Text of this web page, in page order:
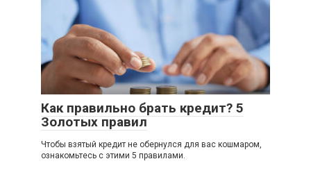
Как правильно брать кредит? 5
Золотых правил
Чтобы взятый кредит не обернулся для вас кошмаром,
ознакомьтесь с этими 5 правилами.